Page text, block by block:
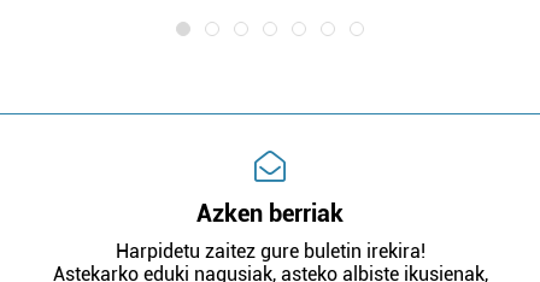
Azken berriak
Harpidetu zaitez gure buletin irekira!
Astekarko eduki nagusiak, asteko albiste ikusienak,